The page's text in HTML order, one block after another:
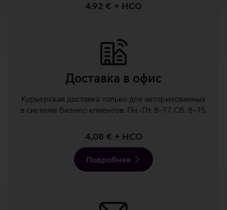
4,92 € + НСО
Доставка в офис
Курьерская доставка только для авторизованных
в системе бизнес-клиентов. Пн.-Пт. 8–17, Сб. 8–15.
4,08 € + НСО
Подробнее